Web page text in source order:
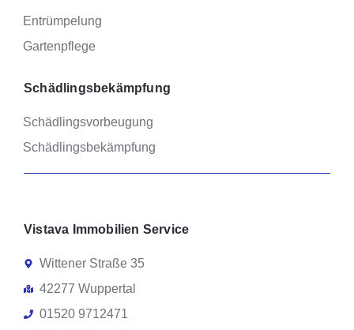
Entrümpelung
Gartenpflege
Schädlingsbekämpfung
Schädlingsvorbeugung
Schädlingsbekämpfung
Vistava Immobilien Service
Wittener Straße 35
42277 Wuppertal
01520 9712471